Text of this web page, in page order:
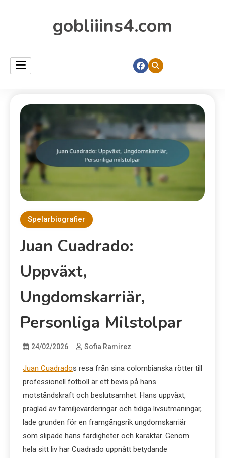
gobliiins4.com
Spelarbiografier
Juan Cuadrado:
Uppväxt,
Ungdomskarriär,
Personliga Milstolpar
24/02/2026 Sofia Ramirez
Juan Cuadrados resa från sina colombianska rötter till
professionell fotboll är ett bevis på hans
motståndskraft och beslutsamhet. Hans uppväxt,
präglad av familjevärderingar och tidiga livsutmaningar,
lade grunden för en framgångsrik ungdomskarriär
som slipade hans färdigheter och karaktär. Genom
hela sitt liv har Cuadrado uppnått betydande